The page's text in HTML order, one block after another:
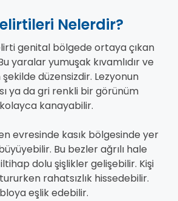
Nelerdir?
genital bölgede ortaya çıkan
yaralar yumuşak kıvamlıdır ve
düzensizdir. Lezyonun
ya da gri renkli bir görünüm
kanayabilir.
evresinde kasık bölgesinde yer
Bu bezler ağrılı hale
dolu şişlikler gelişebilir. Kişi
rahatsızlık hissedebilir.
eşlik edebilir.